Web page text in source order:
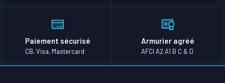
Paiement sécurisé
CB, Visa, Mastercard
Armurier agréé
AFCI A2 A1 B C & D